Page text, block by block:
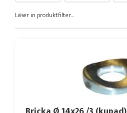
Läser in produktfilter...